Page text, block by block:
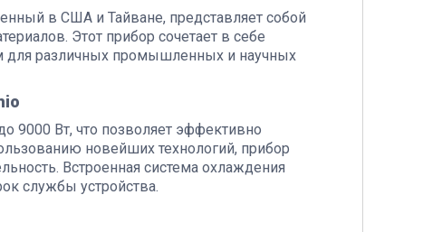
в США и Тайване, представляет собой
Этот прибор сочетает в себе
для различных промышленных и научных
9000 Вт, что позволяет эффективно
новейших технологий, прибор
Встроенная система охлаждения
службы устройства.